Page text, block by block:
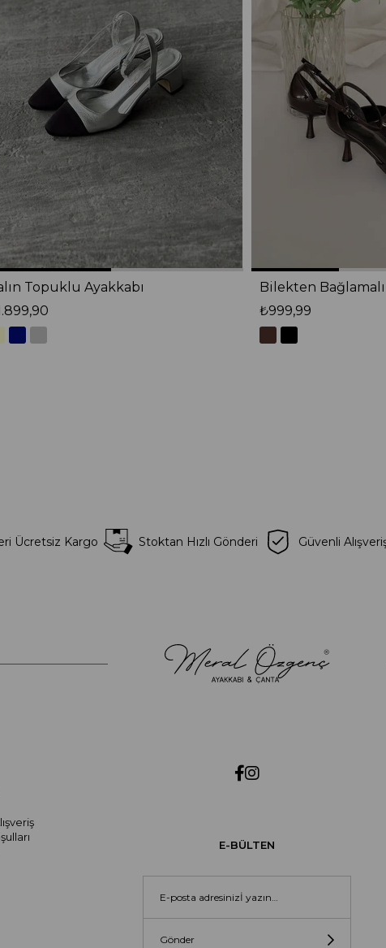
Topuklu Ayakkabı
Bilekten Bağlamalı
₺999,99
Ücretsiz Kargo Stoktan Hızlı Gönderi Güvenli
E-BÜLTEN
Gönder